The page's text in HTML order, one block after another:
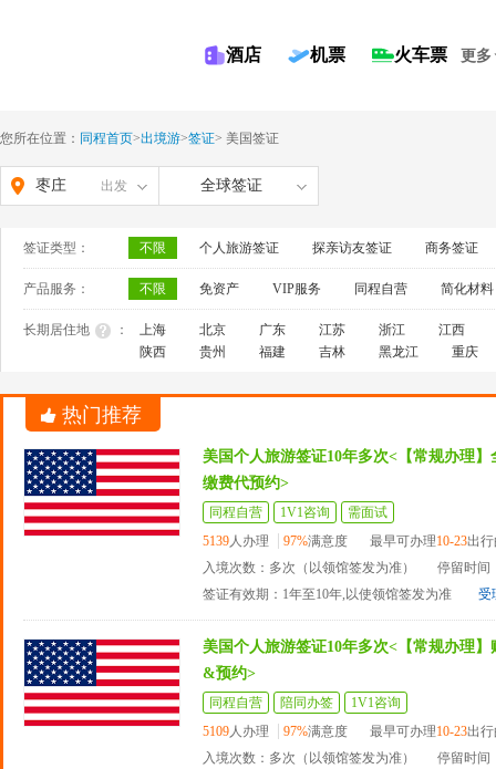
酒店 机票 火车票 更多
您所在位置： 同程首页>出境游>签证> 美国签证
枣庄 出发 全球签证
签证类型： 不限 个人旅游签证 探亲访友签证 商务签证
产品服务： 不限 免资产 VIP服务 同程自营 简化材料
长期居住地 ： 上海 北京 广东 江苏 浙江
江西
陕西
贵州 福建 吉林 黑龙江 重庆
热门推荐
美国个人旅游签证10年多次<【常规办理
缴费代预约>
同程自营 1V1咨询
需面试
5139人办理 97%满意度 最早可办理10-23出
入境次数：多次（以领馆签发为准）
停留时间
签证有效期：1年至10年,以使领馆签发为准
受
美国个人旅游签证10年多次<【常规办理
&预约>
同程自营 陪同办签
1V1咨询
5109人办理 97%满意度 最早可办理10-23出
入境次数：多次（以领馆签发为准）
停留时间